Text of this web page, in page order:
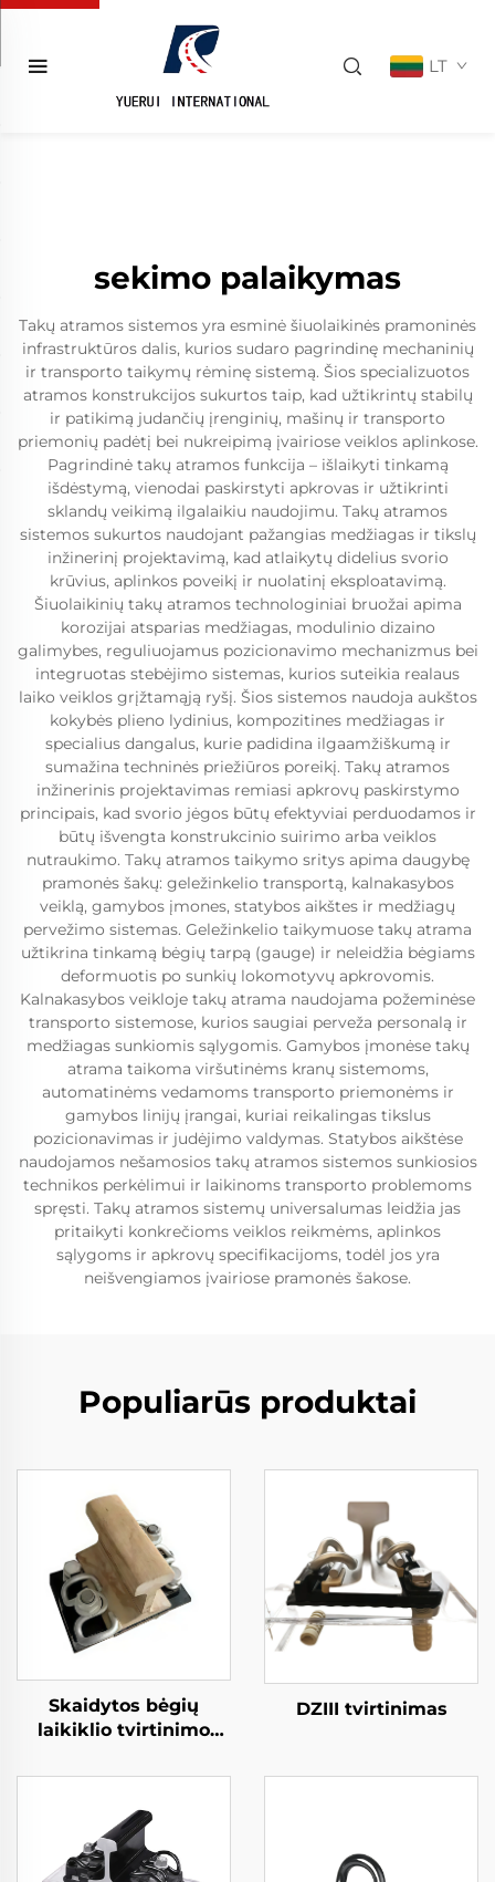
LT
sekimo palaikymas
Takų atramos sistemos yra esminė šiuolaikinės pramoninės
infrastruktūros dalis, kurios sudaro pagrindinę mechaninių
ir transporto taikymų rėminę sistemą. Šios specializuotos
atramos konstrukcijos sukurtos taip, kad užtikrintų stabilų
ir patikimą judančių įrenginių, mašinų ir transporto
priemonių padėtį bei nukreipimą įvairiose veiklos aplinkose.
Pagrindinė takų atramos funkcija – išlaikyti tinkamą
išdėstymą, vienodai paskirstyti apkrovas ir užtikrinti
sklandų veikimą ilgalaikiu naudojimu. Takų atramos
sistemos sukurtos naudojant pažangias medžiagas ir tikslų
inžinerinį projektavimą, kad atlaikytų didelius svorio
krūvius, aplinkos poveikį ir nuolatinį eksploatavimą.
Šiuolaikinių takų atramos technologiniai bruožai apima
korozijai atsparias medžiagas, modulinio dizaino
galimybes, reguliuojamus pozicionavimo mechanizmus bei
integruotas stebėjimo sistemas, kurios suteikia realaus
laiko veiklos grįžtamąją ryšį. Šios sistemos naudoja aukštos
kokybės plieno lydinius, kompozitines medžiagas ir
specialius dangalus, kurie padidina ilgaamžiškumą ir
sumažina techninės priežiūros poreikį. Takų atramos
inžinerinis projektavimas remiasi apkrovų paskirstymo
principais, kad svorio jėgos būtų efektyviai perduodamos ir
būtų išvengta konstrukcinio suirimо arba veiklos
nutraukimo. Takų atramos taikymo sritys apima daugybę
pramonės šakų: geležinkelio transportą, kalnakasybos
veiklą, gamybos įmones, statybos aikštes ir medžiagų
pervežimo sistemas. Geležinkelio taikymuose takų atrama
užtikrina tinkamą bėgių tarpą (gauge) ir neleidžia bėgiams
deformuotis po sunkių lokomotyvų apkrovomis.
Kalnakasybos veikloje takų atrama naudojama požeminėse
transporto sistemose, kurios saugiai perveža personalą ir
medžiagas sunkiomis sąlygomis. Gamybos įmonėse takų
atrama taikoma viršutinėms kranų sistemoms,
automatinėms vedamoms transporto priemonėms ir
gamybos linijų įrangai, kuriai reikalingas tikslus
pozicionavimas ir judėjimo valdymas. Statybos aikštėse
naudojamos nešamosios takų atramos sistemos sunkiosios
technikos perkėlimui ir laikinoms transporto problemoms
spręsti. Takų atramos sistemų universalumas leidžia jas
pritaikyti konkrečioms veiklos reikmėms, aplinkos
sąlygoms ir apkrovų specifikacijoms, todėl jos yra
neišvengiamos įvairiose pramonės šakose.
Populiarūs produktai
Skaidytos bėgių
laikiklio tvirtinimo
DZIII tvirtinimas